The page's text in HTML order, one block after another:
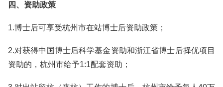
四、资助政策
1.博士后可享受杭州市在站博士后资助政策；
2.对获得中国博士后科学基金资助和浙江省博士后择优项目
资助的，杭州市给予1:1配套资助；